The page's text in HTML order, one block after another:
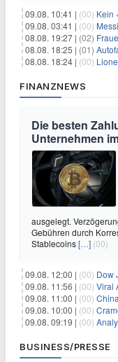
09.08. 10:41 | (00) Kein
09.08. 03:41 | (00)
08.08. 19:27 | (02)
08.08. 18:25 | (01)
08.08. 18:24 | (00) Lionel
FINANZNEWS
Die besten
Unternehmen
ausgelegt.
Gebühren durch
Stablecoins[…] (00)
09.08. 12:00 | (00) Dow
09.08. 11:56 | (00) Viral
09.08. 11:00 | (00) China
09.08. 10:00 | (00) Cramer
09.08. 09:19 | (00)
BUSINESS/PRESSE